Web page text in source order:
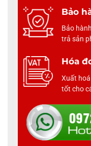
Bảo
Bảo
trả sản
Hóa
Xuất
tốt cho